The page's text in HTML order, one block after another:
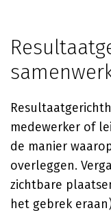
medewerker of
de manier
overleggen.
zichtbare
het gebrek